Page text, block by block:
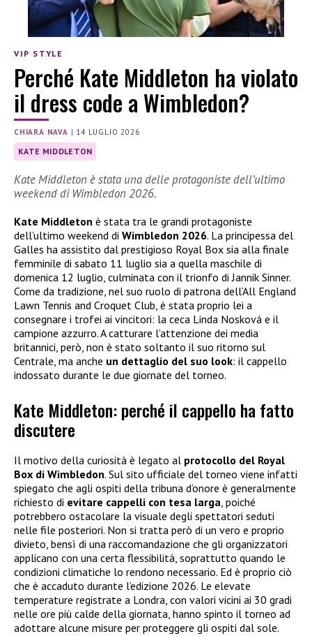
VIP STYLE
Perché Kate Middleton ha violato
il dress code a Wimbledon?
CHIARA NAVA | 14 LUGLIO 2026
KATE MIDDLETON
Kate Middleton è stata una delle protagoniste dell’ultimo
weekend di Wimbledon 2026.
Kate Middleton è stata tra le grandi protagoniste
dell’ultimo weekend di Wimbledon 2026. La principessa del
Galles ha assistito dal prestigioso Royal Box sia alla finale
femminile di sabato 11 luglio sia a quella maschile di
domenica 12 luglio, culminata con il trionfo di Jannik Sinner.
Come da tradizione, nel suo ruolo di patrona dell’All England
Lawn Tennis and Croquet Club, è stata proprio lei a
consegnare i trofei ai vincitori: la ceca Linda Nosková e il
campione azzurro. A catturare l’attenzione dei media
britannici, però, non è stato soltanto il suo ritorno sul
Centrale, ma anche un dettaglio del suo look: il cappello
indossato durante le due giornate del torneo.
Kate Middleton: perché il cappello ha fatto
discutere
Il motivo della curiosità è legato al protocollo del Royal
Box di Wimbledon. Sul sito ufficiale del torneo viene infatti
spiegato che agli ospiti della tribuna d’onore è generalmente
richiesto di evitare cappelli con tesa larga, poiché
potrebbero ostacolare la visuale degli spettatori seduti
nelle file posteriori. Non si tratta però di un vero e proprio
divieto, bensì di una raccomandazione che gli organizzatori
applicano con una certa flessibilità, soprattutto quando le
condizioni climatiche lo rendono necessario. Ed è proprio ciò
che è accaduto durante l’edizione 2026. Le elevate
temperature registrate a Londra, con valori vicini ai 30 gradi
nelle ore più calde della giornata, hanno spinto il torneo ad
adottare alcune misure per proteggere gli ospiti dal sole.